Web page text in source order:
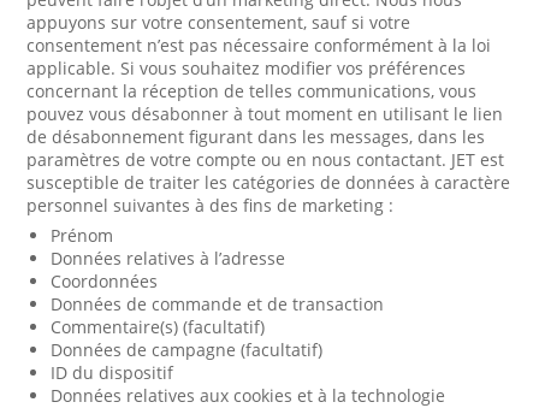
appuyons sur votre consentement, sauf si votre
consentement n’est pas nécessaire conformément à la loi
applicable. Si vous souhaitez modifier vos préférences
concernant la réception de telles communications, vous
pouvez vous désabonner à tout moment en utilisant le lien
de désabonnement figurant dans les messages, dans les
paramètres de votre compte ou en nous contactant. JET est
susceptible de traiter les catégories de données à caractère
personnel suivantes à des fins de marketing :
Prénom
Données relatives à l’adresse
Coordonnées
Données de commande et de transaction
Commentaire(s) (facultatif)
Données de campagne (facultatif)
ID du dispositif
Données relatives aux cookies et à la technologie